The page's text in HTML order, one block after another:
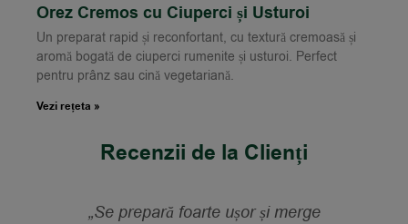
Orez Cremos cu Ciuperci și Usturoi
Un preparat rapid și reconfortant, cu textură cremoasă și
aromă bogată de ciuperci rumenite și usturoi. Perfect
pentru prânz sau cină vegetariană.
Vezi rețeta »
Recenzii de la Clienți
„Nu mă așteptam să fie atât de gustos